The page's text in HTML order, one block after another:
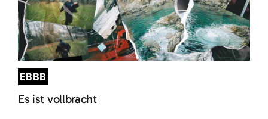
EBBB
Es ist vollbracht